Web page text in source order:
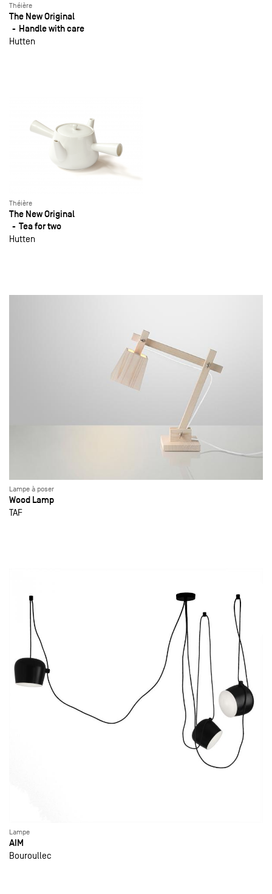
Théière
The New Original
Handle with care
Hutten
Théière
The New Original
Tea for two
Hutten
Lampe à poser
Wood Lamp
TAF
Lampe
AIM
Bouroullec